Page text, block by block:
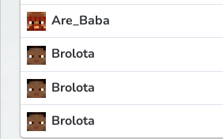
Are_Baba
Brolota
Brolota
Brolota